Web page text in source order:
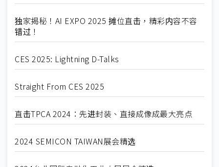
独家揭秘！AI EXPO 2025 摊位直击，精彩内容不容
错过！
CES 2025: Lightning D-Talks
Straight From CES 2025
直击TPCA 2024：先进封装、直接成像成最大亮点
2024 SEMICON TAIWAN展会精选